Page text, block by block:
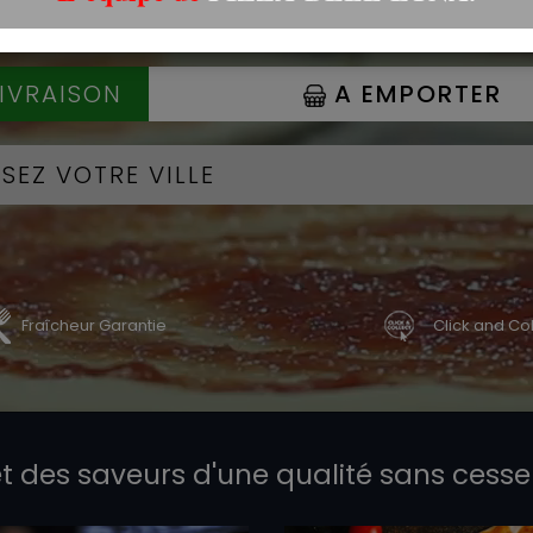
A EMPORTER
Fraîcheur Garantie Click and
des saveurs d'une qualité sans
UNE RECETTE LÉGÈRE!